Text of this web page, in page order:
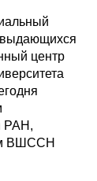
выдающихся
центр
РАН,
ВШССН